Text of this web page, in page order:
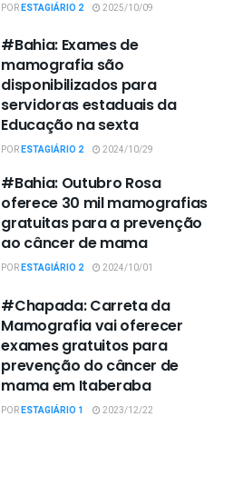
PORESTAGIÁRIO 2 2025/10/09
#Bahia: Exames de
mamografia são
disponibilizados para
servidoras estaduais da
Educação na sexta
PORESTAGIÁRIO 2 2024/10/29
#Bahia: Outubro Rosa
oferece 30 mil mamografias
gratuitas para a prevenção
ao câncer de mama
PORESTAGIÁRIO 2 2024/10/01
#Chapada: Carreta da
Mamografia vai oferecer
exames gratuitos para
prevenção do câncer de
mama em Itaberaba
PORESTAGIÁRIO 1 2023/12/22